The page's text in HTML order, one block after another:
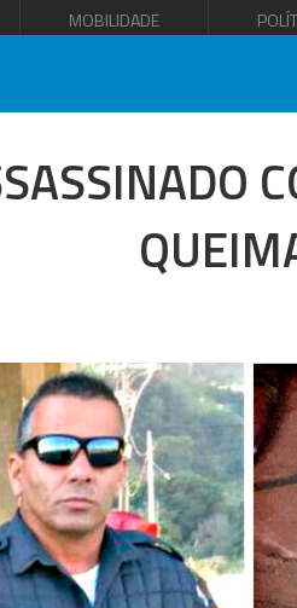
MOBILIDADE